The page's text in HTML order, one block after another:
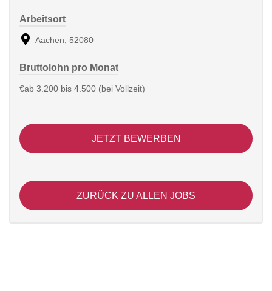
Arbeitsort
Aachen, 52080
Bruttolohn pro Monat
€ab 3.200 bis 4.500 (bei Vollzeit)
JETZT BEWERBEN
ZURÜCK ZU ALLEN JOBS